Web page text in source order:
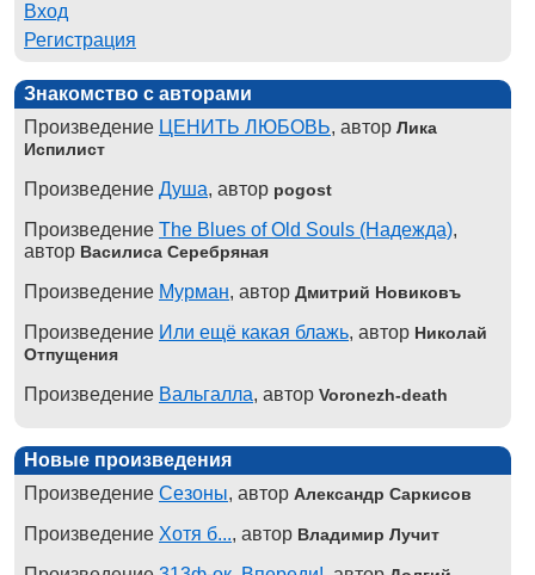
Вход
Регистрация
Знакомство с авторами
Произведение ЦЕНИТЬ ЛЮБОВЬ, автор Лика
Испилист
Произведение Душа, автор pogost
Произведение The Blues of Old Souls (Надежда),
автор Василиса Серебряная
Произведение Мурман, автор Дмитрий Новиковъ
Произведение Или ещё какая блажь, автор Николай
Отпущения
Произведение Вальгалла, автор Voronezh-death
Новые произведения
Произведение Сезоны, автор Александр Саркисов
Произведение Хотя б..., автор Владимир Лучит